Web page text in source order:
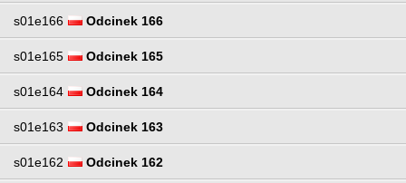
s01e166 Odcinek 166
s01e165 Odcinek 165
s01e164 Odcinek 164
s01e163 Odcinek 163
s01e162 Odcinek 162